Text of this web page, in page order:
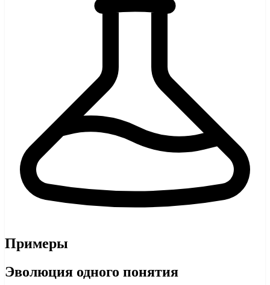
Примеры
Эволюция одного понятия